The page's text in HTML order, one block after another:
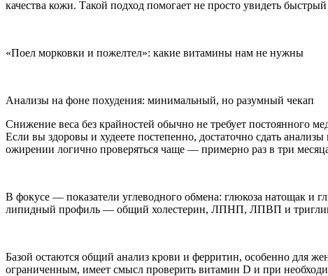
качества кожи. Такой подход помогает не просто увидеть
«Поел морковки и пожелтел»: какие витамины нам не нужны
Анализы на фоне похудения: минимальный, но разумный чекап
Снижение веса без крайностей обычно не требует постоянного
Если вы здоровы и худеете постепенно, достаточно сдать
ожирении логично проверяться чаще — примерно раз в три
В фокусе — показатели углеводного обмена: глюкоза натощак и
липидный профиль — общий холестерин, ЛПНП, ЛПВП и
Базой остаются общий анализ крови и ферритин, особенно для
ограниченным, имеет смысл проверить витамин D и при